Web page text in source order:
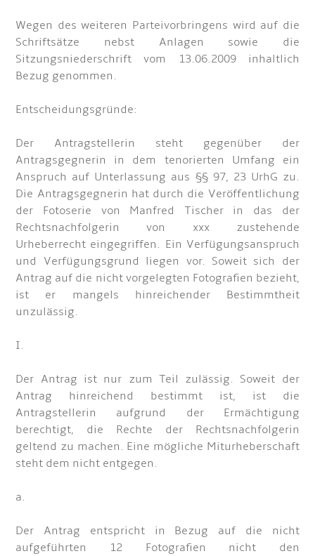
Wegen des weiteren Parteivorbringens wird auf die
Schriftsätze nebst Anlagen sowie die
Sitzungsniederschrift vom 13.06.2009 inhaltlich
Bezug genommen.
Entscheidungsgründe:
Der Antragstellerin steht gegenüber der
Antragsgegnerin in dem tenorierten Umfang ein
Anspruch auf Unterlassung aus §§ 97, 23 UrhG zu.
Die Antragsgegnerin hat durch die Veröffentlichung
der Fotoserie von Manfred Tischer in das der
Rechtsnachfolgerin von xxx zustehende
Urheberrecht eingegriffen. Ein Verfügungsanspruch
und Verfügungsgrund liegen vor. Soweit sich der
Antrag auf die nicht vorgelegten Fotografien bezieht,
ist er mangels hinreichender Bestimmtheit
unzulässig.
I.
Der Antrag ist nur zum Teil zulässig. Soweit der
Antrag hinreichend bestimmt ist, ist die
Antragstellerin aufgrund der Ermächtigung
berechtigt, die Rechte der Rechtsnachfolgerin
geltend zu machen. Eine mögliche Miturheberschaft
steht dem nicht entgegen.
a.
Der Antrag entspricht in Bezug auf die nicht
aufgeführten 12 Fotografien nicht den